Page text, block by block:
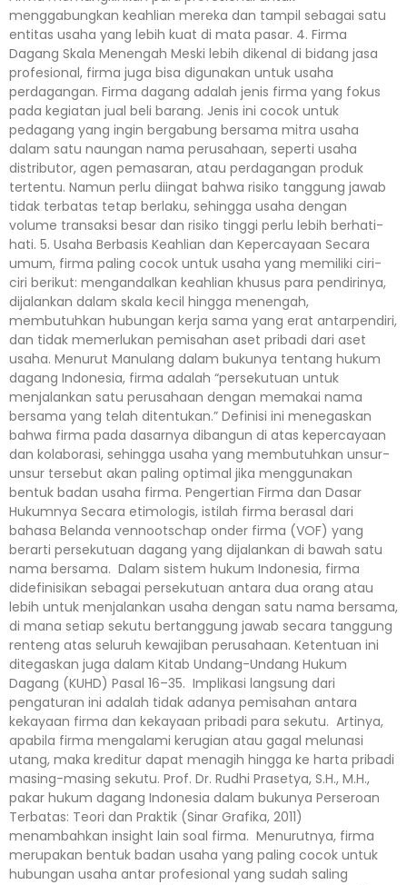
menggabungkan keahlian mereka dan tampil sebagai satu
entitas usaha yang lebih kuat di mata pasar. 4. Firma
Dagang Skala Menengah Meski lebih dikenal di bidang jasa
profesional, firma juga bisa digunakan untuk usaha
perdagangan. Firma dagang adalah jenis firma yang fokus
pada kegiatan jual beli barang. Jenis ini cocok untuk
pedagang yang ingin bergabung bersama mitra usaha
dalam satu naungan nama perusahaan, seperti usaha
distributor, agen pemasaran, atau perdagangan produk
tertentu. Namun perlu diingat bahwa risiko tanggung jawab
tidak terbatas tetap berlaku, sehingga usaha dengan
volume transaksi besar dan risiko tinggi perlu lebih berhati-
hati. 5. Usaha Berbasis Keahlian dan Kepercayaan Secara
umum, firma paling cocok untuk usaha yang memiliki ciri-
ciri berikut: mengandalkan keahlian khusus para pendirinya,
dijalankan dalam skala kecil hingga menengah,
membutuhkan hubungan kerja sama yang erat antarpendiri,
dan tidak memerlukan pemisahan aset pribadi dari aset
usaha. Menurut Manulang dalam bukunya tentang hukum
dagang Indonesia, firma adalah “persekutuan untuk
menjalankan satu perusahaan dengan memakai nama
bersama yang telah ditentukan.” Definisi ini menegaskan
bahwa firma pada dasarnya dibangun di atas kepercayaan
dan kolaborasi, sehingga usaha yang membutuhkan unsur-
unsur tersebut akan paling optimal jika menggunakan
bentuk badan usaha firma. Pengertian Firma dan Dasar
Hukumnya Secara etimologis, istilah firma berasal dari
bahasa Belanda vennootschap onder firma (VOF) yang
berarti persekutuan dagang yang dijalankan di bawah satu
nama bersama. Dalam sistem hukum Indonesia, firma
didefinisikan sebagai persekutuan antara dua orang atau
lebih untuk menjalankan usaha dengan satu nama bersama,
di mana setiap sekutu bertanggung jawab secara tanggung
renteng atas seluruh kewajiban perusahaan. Ketentuan ini
ditegaskan juga dalam Kitab Undang-Undang Hukum
Dagang (KUHD) Pasal 16–35. Implikasi langsung dari
pengaturan ini adalah tidak adanya pemisahan antara
kekayaan firma dan kekayaan pribadi para sekutu. Artinya,
apabila firma mengalami kerugian atau gagal melunasi
utang, maka kreditur dapat menagih hingga ke harta pribadi
masing-masing sekutu. Prof. Dr. Rudhi Prasetya, S.H., M.H.,
pakar hukum dagang Indonesia dalam bukunya Perseroan
Terbatas: Teori dan Praktik (Sinar Grafika, 2011)
menambahkan insight lain soal firma. Menurutnya, firma
merupakan bentuk badan usaha yang paling cocok untuk
hubungan usaha antar profesional yang sudah saling